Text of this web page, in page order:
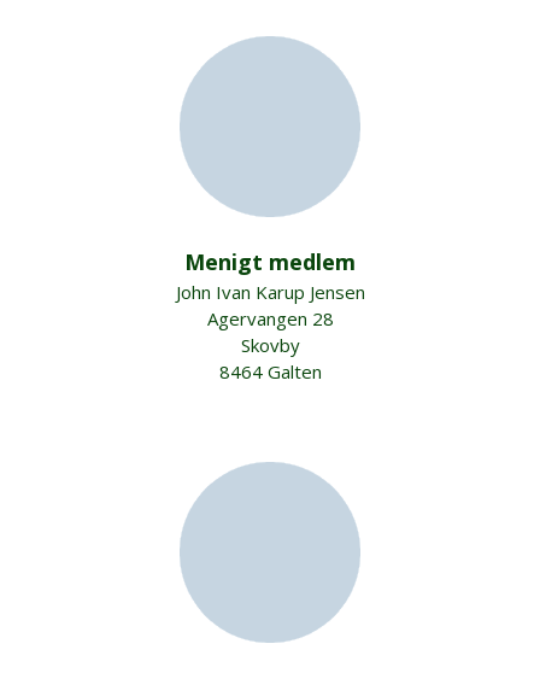
Menigt medlem
John Ivan Karup Jensen
Agervangen 28
Skovby
8464 Galten